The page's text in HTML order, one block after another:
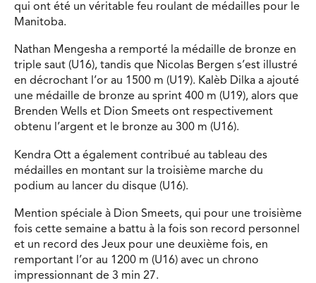
qui ont été un véritable feu roulant de médailles pour le
Manitoba.
Nathan Mengesha a remporté la médaille de bronze en
triple saut (U16), tandis que Nicolas Bergen s’est illustré
en décrochant l’or au 1500 m (U19). Kalèb Dilka a ajouté
une médaille de bronze au sprint 400 m (U19), alors que
Brenden Wells et Dion Smeets ont respectivement
obtenu l’argent et le bronze au 300 m (U16).
Kendra Ott a également contribué au tableau des
médailles en montant sur la troisième marche du
podium au lancer du disque (U16).
Mention spéciale à Dion Smeets, qui pour une troisième
fois cette semaine a battu à la fois son record personnel
et un record des Jeux pour une deuxième fois, en
remportant l’or au 1200 m (U16) avec un chrono
impressionnant de 3 min 27.